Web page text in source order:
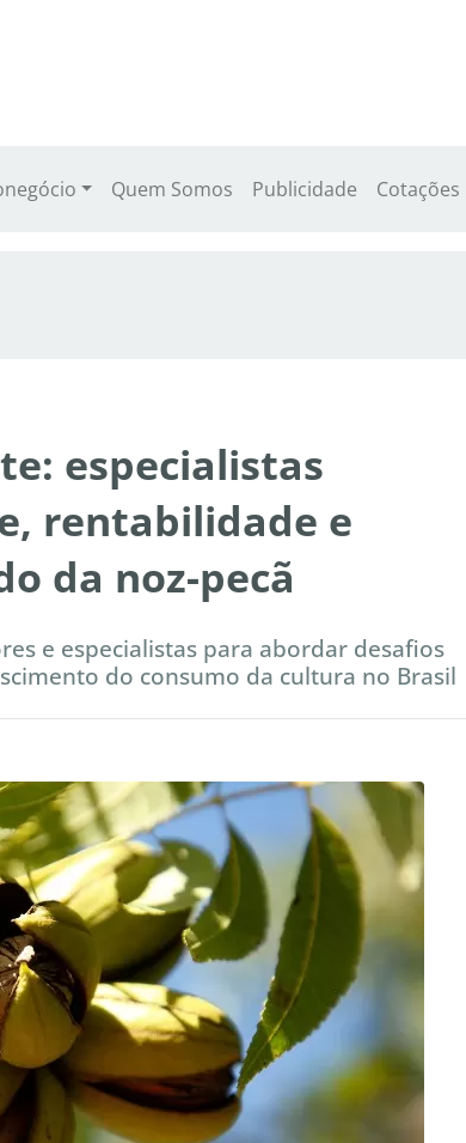
Quem Somos Publicidade Cotações
especialistas
rentabilidade e
da noz-pecã
e especialistas para abordar desafios
do consumo da cultura no Brasil